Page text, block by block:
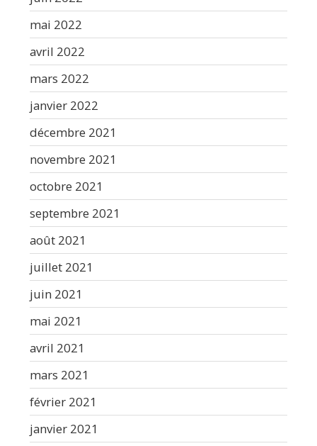
mai 2022
avril 2022
mars 2022
janvier 2022
décembre 2021
novembre 2021
octobre 2021
septembre 2021
août 2021
juillet 2021
juin 2021
mai 2021
avril 2021
mars 2021
février 2021
janvier 2021